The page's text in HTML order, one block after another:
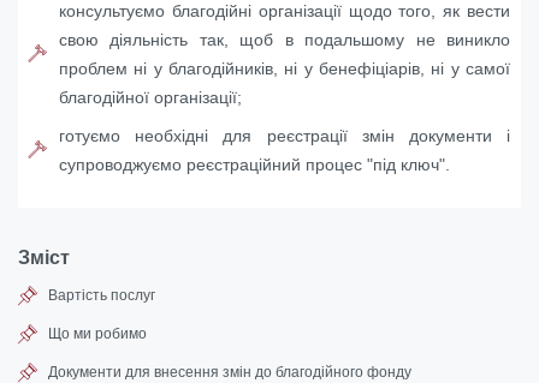
консультуємо благодійні організації щодо того, як вести
свою діяльність так, щоб в подальшому не виникло
проблем ні у благодійників, ні у бенефіціарів, ні у самої
благодійної організації;
готуємо необхідні для реєстрації змін документи і
супроводжуємо реєстраційний процес "під ключ".
Зміст
Вартість послуг
Що ми робимо
Документи для внесення змін до благодійного фонду